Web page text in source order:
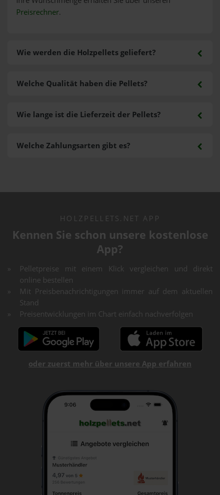
Preisrechner.
Wie werden die Holzpellets geliefert?
Welche Zahlungsarten gibt es?
Welche Qualität haben die Pellets?
Wie lange ist die Lieferzeit der Pellets?
HOLZPELLETS.NET APP
Kennen Sie schon unsere kostenlose
App?
Pelletpreise mit einem Klick vergleichen und direkt
online bestellen
Mit Preisbenachrichtigungen immer auf dem aktuellen
Stand
Preisentwicklungen im Chart einfach nachverfolgen
oder zuerst mehr über unsere App erfahren